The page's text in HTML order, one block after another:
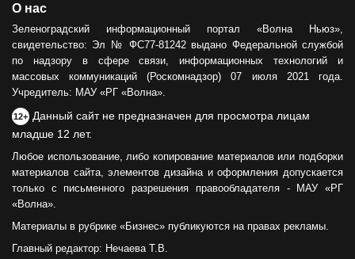
О нас
Зеленоградский информационный портал «Волна Ньюз»,
свидетельство: Эл № ФС77-81242 выдано Федеральной службой
по надзору в сфере связи, информационных технологий и
массовых коммуникаций (Роскомнадзор) 07 июля 2021 года.
Учредитель: МАУ «РГ «Волна».
12+ Данный сайт не предназначен для просмотра лицам
младше 12 лет.
Любое использование, либо копирование материалов или подборки
материалов сайта, элементов дизайна и оформления допускается
только с письменного разрешения правообладателя - МАУ «РГ
«Волна».
Материалы в рубрике «Бизнес» публикуются на правах рекламы.
Главный редактор: Нечаева Т.В.